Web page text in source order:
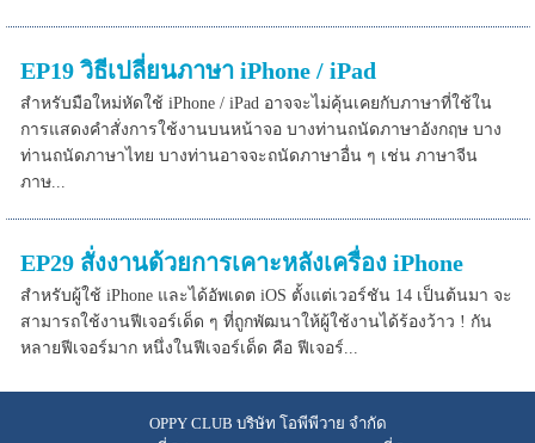
EP19 วิธีเปลี่ยนภาษา iPhone / iPad
สำหรับมือใหม่หัดใช้ iPhone / iPad อาจจะไม่คุ้นเคยกับภาษาที่ใช้ใน
การแสดงคำสั่งการใช้งานบนหน้าจอ บางท่านถนัดภาษาอังกฤษ บาง
ท่านถนัดภาษาไทย บางท่านอาจจะถนัดภาษาอื่น ๆ เช่น ภาษาจีน
ภาษ...
EP29 สั่งงานด้วยการเคาะหลังเครื่อง iPhone
สำหรับผู้ใช้ iPhone และได้อัพเดต iOS ตั้งแต่เวอร์ชัน 14 เป็นต้นมา จะ
สามารถใช้งานฟีเจอร์เด็ด ๆ ที่ถูกพัฒนาให้ผู้ใช้งานได้ร้องว้าว ! กัน
หลายฟีเจอร์มาก หนึ่งในฟีเจอร์เด็ด คือ ฟีเจอร์...
OPPY CLUB บริษัท โอพีพีวาย จำกัด